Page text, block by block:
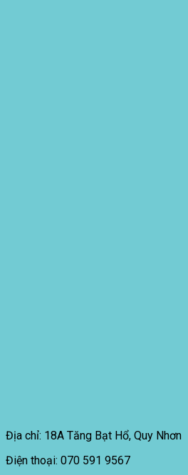
Địa chỉ: 18A Tăng Bạt Hổ, Quy Nhơn
Điện thoại: 070 591 9567